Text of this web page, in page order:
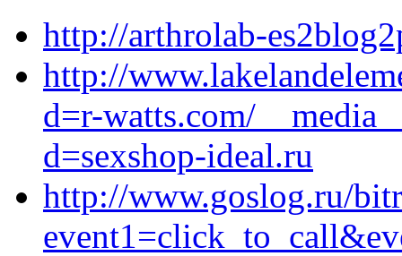
http://arthrolab-
http://
d=r-watts.com/
d=sexshop-ideal.ru
http://www.goslog.ru/